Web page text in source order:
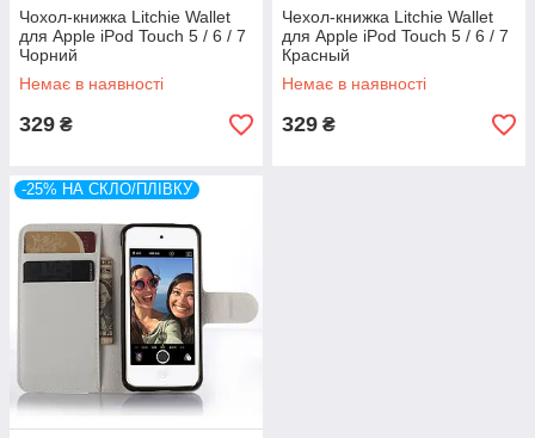
Чохол-книжка Litchie Wallet
для Apple iPod Touch 5 / 6 / 7
Чорний
Немає в наявності
329 ₴
Чехол-книжка Litchie Wallet
для Apple iPod Touch 5 / 6 / 7
Красный
Немає в наявності
329 ₴
-25% НА СКЛО/ПЛІВКУ